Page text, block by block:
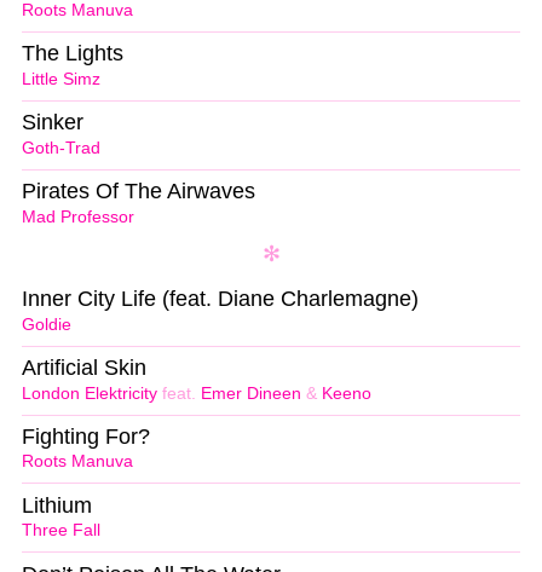
Roots Manuva
Little Simz
The Lights
Goth-Trad
Sinker
Mad Professor
Pirates Of The Airwaves
Goldie
Inner City Life (feat. Diane Charlemagne)
London Elektricity feat. Emer Dineen & Keeno
Artificial Skin
Roots Manuva
Fighting For?
Three Fall
Lithium